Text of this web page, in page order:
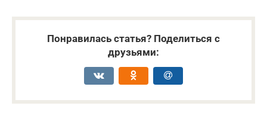
Понравилась статья? Поделиться с
друзьями: